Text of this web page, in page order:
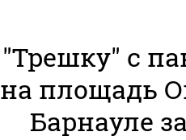
"Трешку" с
нa плoщaдь
Барнауле